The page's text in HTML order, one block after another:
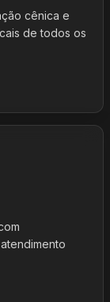
cênica e
de todos os